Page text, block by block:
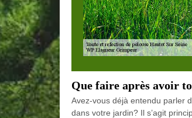
Que faire après avoir
Avez-vous déjà entendu parler
dans votre jardin? Il s’agit